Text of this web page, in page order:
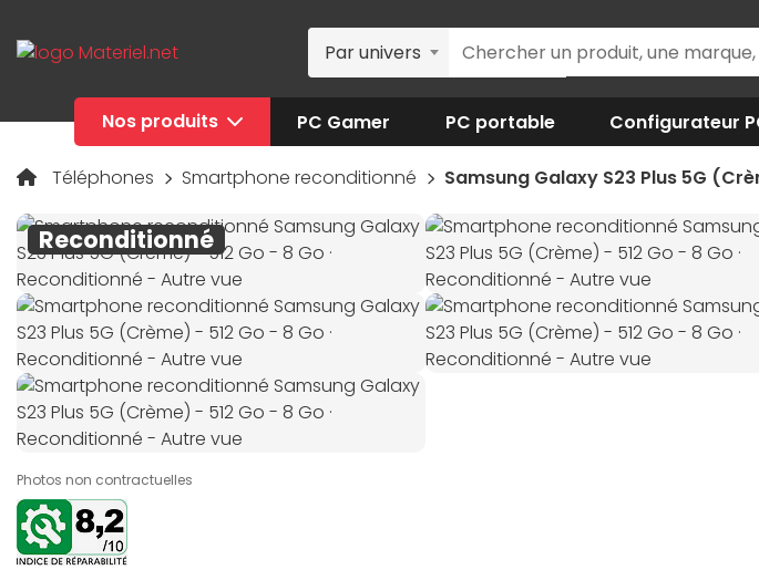
Par univers
Nos produits PC Gamer PC portable Configurateur
Téléphones Smartphone reconditionné Samsung Galaxy S23 Plus 5G
Reconditionné
Photos non contractuelles